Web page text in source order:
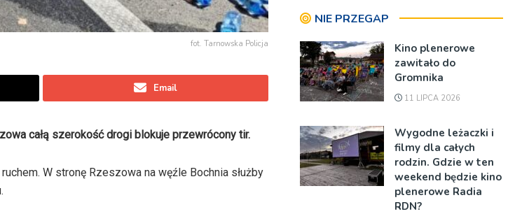
fot. Tarnowska Policja
Email
całą szerokość drogi blokuje przewrócony tir.
W stronę Rzeszowa na węźle Bochnia służby
NIE PRZEGAP
Kino plenerowe
zawitało do
Gromnika
11 LIPCA 2026
Wygodne leżaczki i
filmy dla całych
rodzin. Gdzie w ten
weekend będzie kino
plenerowe Radia
RDN?